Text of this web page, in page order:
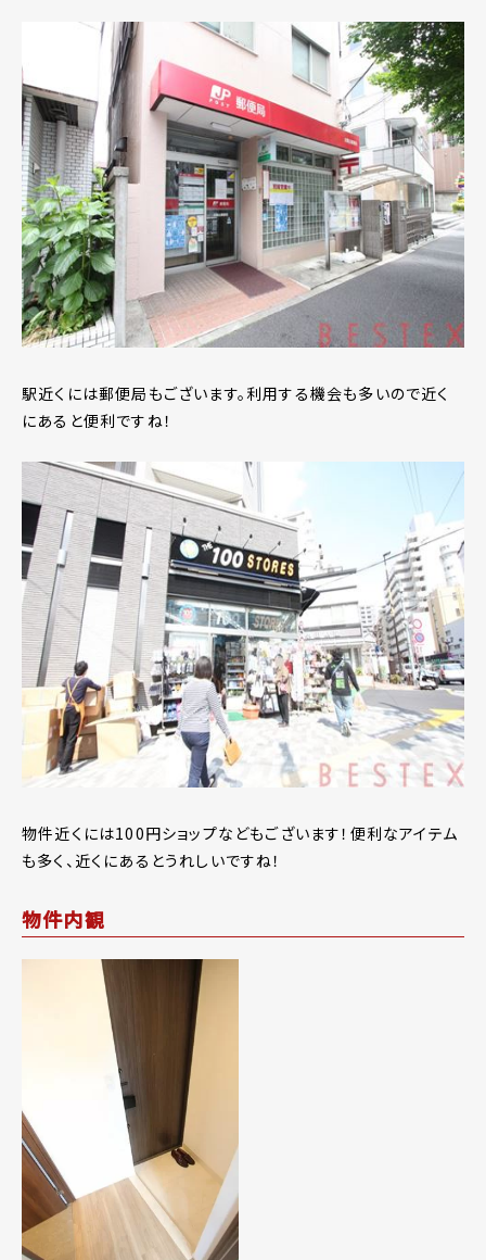
駅近くには郵便局もございます。利用する機会も多いので近く
にあると便利ですね！
物件近くには100円ショップなどもございます！便利なアイテム
も多く、近くにあるとうれしいですね！
物件内観